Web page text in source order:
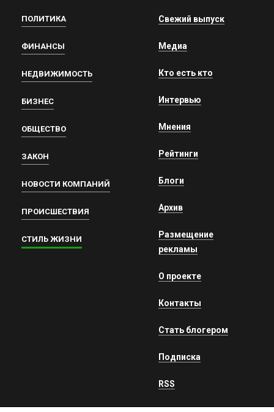
ПОЛИТИКА
ФИНАНСЫ
НЕДВИЖИМОСТЬ
БИЗНЕС
ОБЩЕСТВО
ЗАКОН
НОВОСТИ КОМПАНИЙ
ПРОИСШЕСТВИЯ
СТИЛЬ ЖИЗНИ
Свежий выпуск
Медиа
Кто есть кто
Интервью
Мнения
Рейтинги
Блоги
Архив
Размещение
рекламы
О проекте
Контакты
Стать блогером
Подписка
RSS